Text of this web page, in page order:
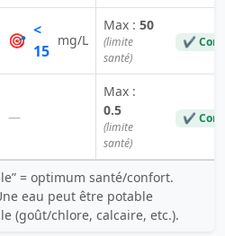
🎯
<
15
mg/L
Max : 50
(limite
santé)
✔
—
Max :
0.5
(limite
santé)
✔
= optimum santé/confort.
eau peut être potable
(goût/chlore, calcaire, etc.).